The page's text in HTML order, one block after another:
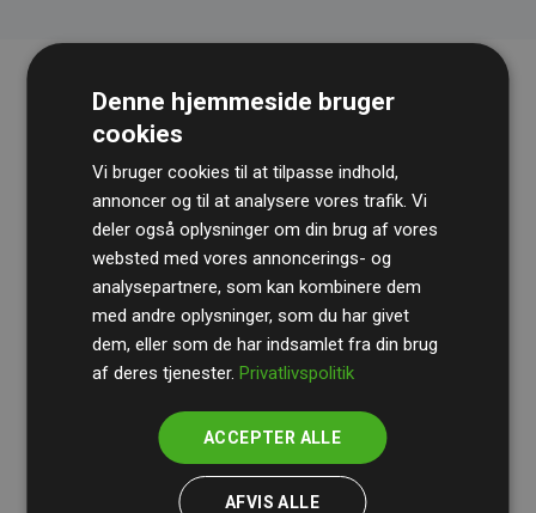
RevisionshusetBDOgennemgår løbende vores
beregninger og metode for at sikre gennemsigtighed
og pålidelighed.
Deres revision dokumenterer, at vores investeringer i
medlemmernes websites estimerede CO₂-
Denne hjemmeside bruger
cookies
Vi bruger cookies til at tilpasse indhold,
annoncer og til at analysere vores trafik. Vi
deler også oplysninger om din brug af vores
websted med vores annoncerings- og
analysepartnere, som kan kombinere dem
med andre oplysninger, som du har givet
dem, eller som de har indsamlet fra din brug
af deres tjenester.Privatlivspolitik
ACCEPTER ALLE
AFVIS ALLE